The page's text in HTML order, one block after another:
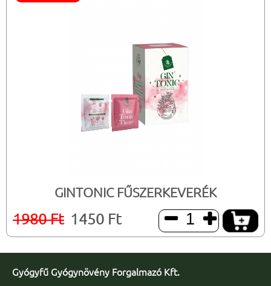
GINTONIC FŰSZERKEVERÉK
1980 Ft 1450 Ft  
Gyógyfű Gyógynövény Forgalmazó Kft.